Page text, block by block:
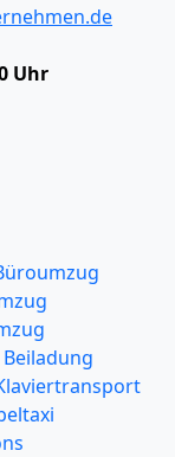
Uhr
Beiladung